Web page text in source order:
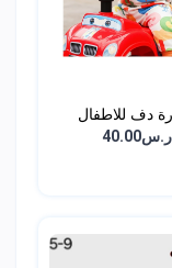
دف للاطفال
ر.س40.00